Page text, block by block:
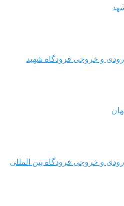
و خروجی فرودگاه شهید
و خروجی فرودگاه بین المللی